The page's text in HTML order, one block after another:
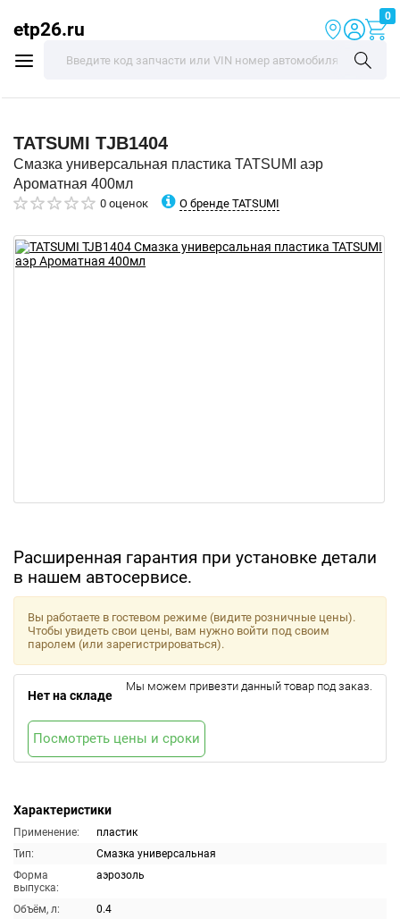
etp26.ru
0
TATSUMI TJB1404
Смазка универсальная пластика TATSUMI аэр
Ароматная 400мл
0 оценок О бренде TATSUMI
Расширенная гарантия при установке детали
в нашем автосервисе.
Характеристики
Применение:
пластик
Тип:
Смазка универсальная
Форма
выпуска:
аэрозоль
Объём, л:
0.4
Вы работаете в гостевом режиме (видите розничные цены).
Чтобы увидеть свои цены, вам нужно войти под своим
паролем (или зарегистрироваться).
Нет на складе
Мы можем привезти данный товар под заказ.
Посмотреть цены и сроки